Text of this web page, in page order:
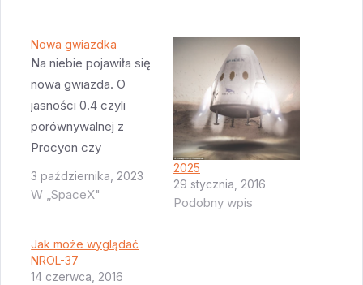
Nowa gwiazdka
Na niebie pojawiła się
nowa gwiazda. O
jasności 0.4 czyli
porównywalnej z
Procyon czy
Achernar. Jednak
gwiazdka nie jest
dalej a satelitą firmy
AST SpaceMobile. W
3 października, 2023
W „SpaceX"
2025
29 stycznia, 2016
Podobny wpis
Jak może wyglądać
NROL-37
14 czerwca, 2016